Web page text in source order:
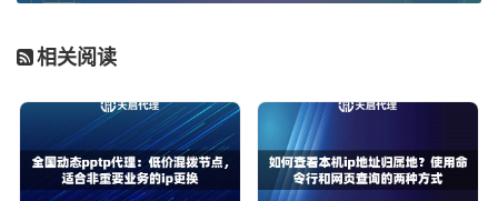
HTML内容。
如何设计智能切换策略？
相关阅读